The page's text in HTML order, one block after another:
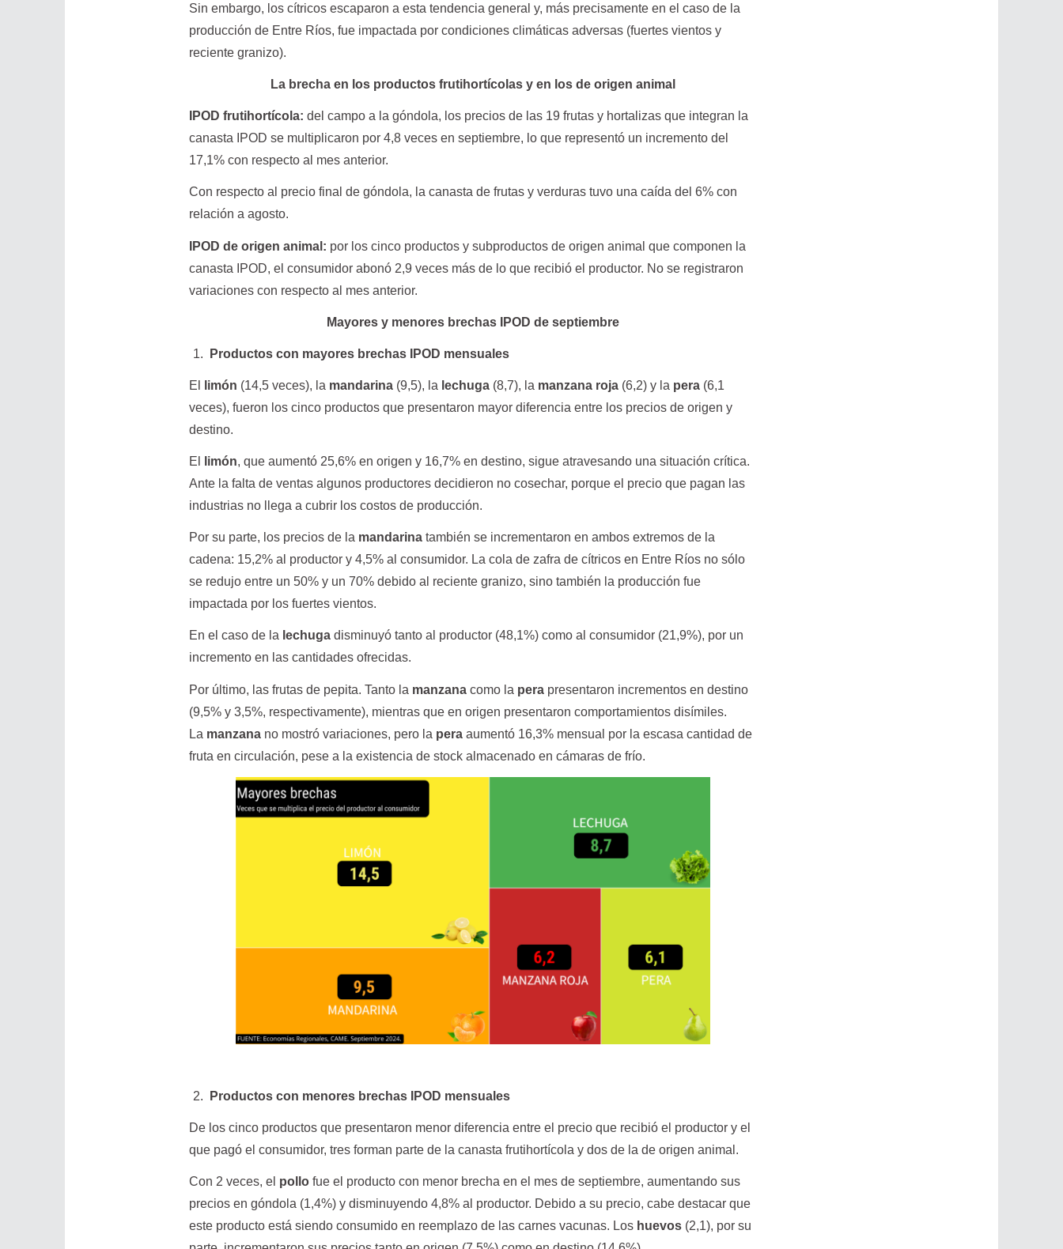
Sin embargo, los cítricos escaparon a esta tendencia general y, más precisamente en el caso de la
producción de Entre Ríos, fue impactada por condiciones climáticas adversas (fuertes vientos y
reciente granizo).
La brecha en los productos frutihortícolas y en los de origen animal
IPOD frutihortícola: del campo a la góndola, los precios de las 19 frutas y hortalizas que integran la
canasta IPOD se multiplicaron por 4,8 veces en septiembre, lo que representó un incremento del
17,1% con respecto al mes anterior.
Con respecto al precio final de góndola, la canasta de frutas y verduras tuvo una caída del 6% con
relación a agosto.
IPOD de origen animal: por los cinco productos y subproductos de origen animal que componen la
canasta IPOD, el consumidor abonó 2,9 veces más de lo que recibió el productor. No se registraron
variaciones con respecto al mes anterior.
Mayores y menores brechas IPOD de septiembre
Productos con mayores brechas IPOD mensuales
El limón (14,5 veces), la mandarina (9,5), la lechuga (8,7), la manzana roja (6,2) y la pera (6,1
veces), fueron los cinco productos que presentaron mayor diferencia entre los precios de origen y
destino.
El limón, que aumentó 25,6% en origen y 16,7% en destino, sigue atravesando una situación crítica.
Ante la falta de ventas algunos productores decidieron no cosechar, porque el precio que pagan las
industrias no llega a cubrir los costos de producción.
Por su parte, los precios de la mandarina también se incrementaron en ambos extremos de la
cadena: 15,2% al productor y 4,5% al consumidor. La cola de zafra de cítricos en Entre Ríos no sólo
se redujo entre un 50% y un 70% debido al reciente granizo, sino también la producción fue
impactada por los fuertes vientos.
En el caso de la lechuga disminuyó tanto al productor (48,1%) como al consumidor (21,9%), por un
incremento en las cantidades ofrecidas.
Por último, las frutas de pepita. Tanto la manzana como la pera presentaron incrementos en destino
(9,5% y 3,5%, respectivamente), mientras que en origen presentaron comportamientos disímiles.
La manzana no mostró variaciones, pero la pera aumentó 16,3% mensual por la escasa cantidad de
fruta en circulación, pese a la existencia de stock almacenado en cámaras de frío.
Productos con menores brechas IPOD mensuales
De los cinco productos que presentaron menor diferencia entre el precio que recibió el productor y el
que pagó el consumidor, tres forman parte de la canasta frutihortícola y dos de la de origen animal.
Con 2 veces, el pollo fue el producto con menor brecha en el mes de septiembre, aumentando sus
precios en góndola (1,4%) y disminuyendo 4,8% al productor. Debido a su precio, cabe destacar que
este producto está siendo consumido en reemplazo de las carnes vacunas. Los huevos (2,1), por su